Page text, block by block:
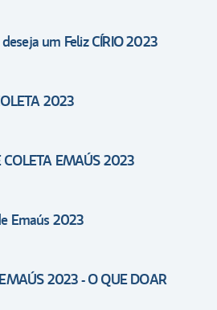
um Feliz CÍRIO 2023
2023
EMAÚS 2023
Emaús 2023
2023 - O QUE DOAR